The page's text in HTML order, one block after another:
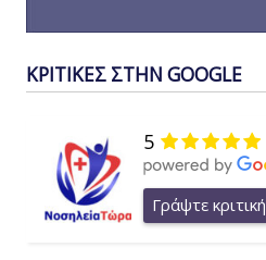
ΚΡΙΤΙΚΕΣ ΣΤΗΝ GOOGLE
5
Γράψτε κριτική